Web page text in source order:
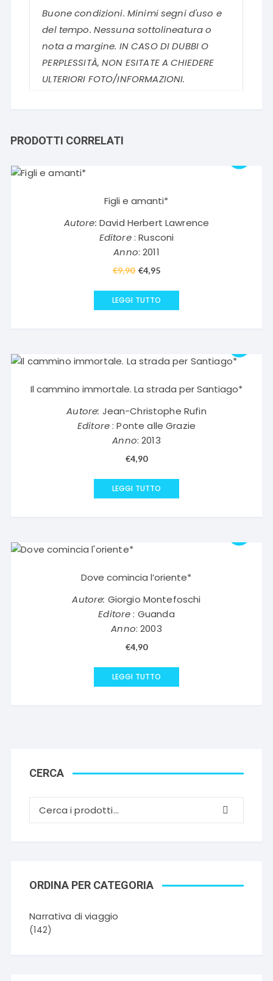
Buone condizioni. Minimi segni d'uso e
del tempo. Nessuna sottolineatura o
nota a margine. IN CASO DI DUBBI O
PERPLESSITÀ, NON ESITATE A CHIEDERE
ULTERIORI FOTO/INFORMAZIONI.
PRODOTTI CORRELATI
Figli e amanti*
Autore: David Herbert Lawrence
Editore: Rusconi
Anno: 2011
€9,90 Il
originale
€4,95Il
attuale
LEGGI TUTTO
Il cammino immortale. La strada per Santiago*
Autore: Jean-Christophe Rufin
Editore: Ponte alle Grazie
Anno: 2013
€4,90
LEGGI TUTTO
Dove comincia l’oriente*
Autore: Giorgio Montefoschi
Editore: Guanda
Anno: 2003
€4,90
LEGGI TUTTO
CERCA
ORDINA PER CATEGORIA
Narrativa di viaggio
(142)